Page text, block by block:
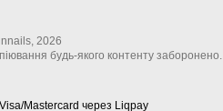
2026
будь-якого контенту заборонено.